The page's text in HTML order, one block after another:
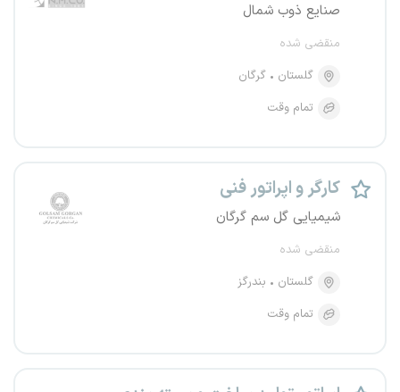
صنایع ذوب شمال
منقضی شده
گلستان
گرگان
تمام وقت
کارگر و اپراتور فنی
شیمیایی گل سم گرگان
منقضی شده
گلستان
بندرگز
تمام وقت